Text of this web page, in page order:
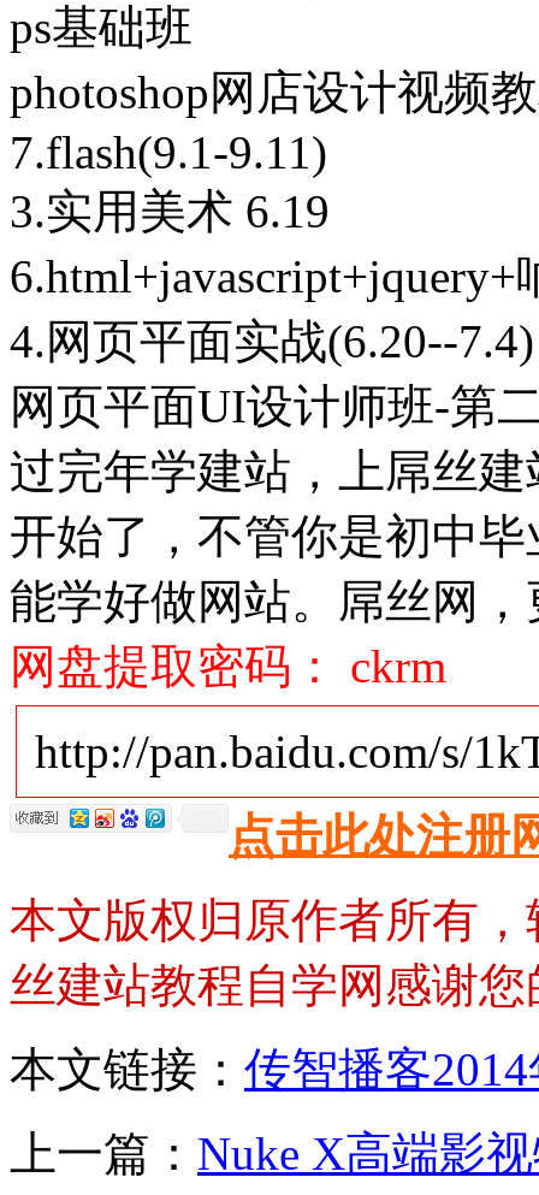
ps基础班
photoshop网店设计视频
7.flash(9.1-9.11)
3.实用美术 6.19
4.网页平面实战(6.20--7.4)
网页平面UI设计师班-第
过完年学建站，上屌丝
开始了，不管你是初中
能学好做网站。屌丝网
网盘提取密码： ckrm
http://pan.baidu.com/s/
点击此处注册
本文版权归原作者所有
丝建站教程自学网感谢
本文链接： 传智播客
上一篇： Nuke X高端影